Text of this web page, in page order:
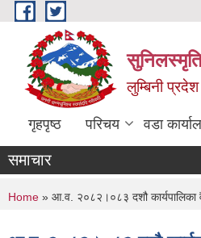
Skip to main content
लुम्बिनी प्रदेश
गृहपृष्ठ परिचय वडा
समाचार
You are here
Home » आ.व. २०८२।०८३ दशौ कार्यपालिका